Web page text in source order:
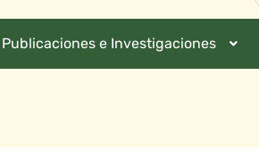
Publicaciones e Investigaciones